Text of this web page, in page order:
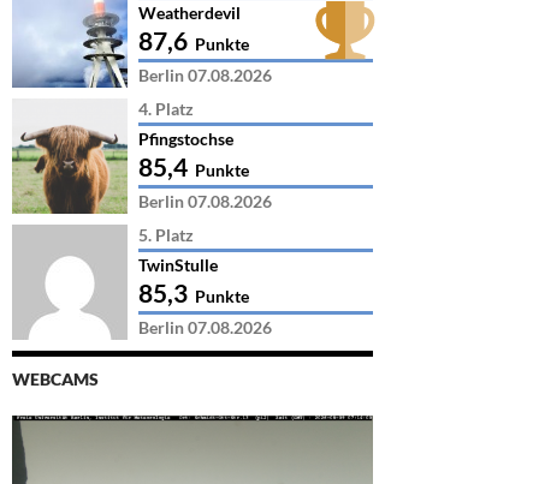
Weatherdevil
87,6 Punkte
Berlin 07.08.2026
4. Platz
Pfingstochse
85,4 Punkte
Berlin 07.08.2026
5. Platz
TwinStulle
85,3 Punkte
Berlin 07.08.2026
WEBCAMS